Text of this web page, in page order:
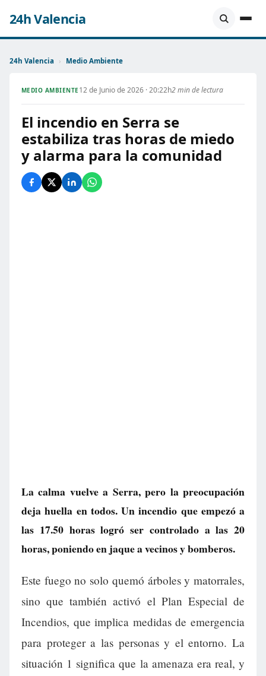
24h Valencia
24h Valencia › Medio Ambiente
MEDIO AMBIENTE 12 de Junio de 2026 · 20:22h2 min de lectura
El incendio en Serra se
estabiliza tras horas de miedo
y alarma para la comunidad
La calma vuelve a Serra, pero la preocupación
deja huella en todos. Un incendio que empezó a
las 17.50 horas logró ser controlado a las 20
horas, poniendo en jaque a vecinos y bomberos.
Este fuego no solo quemó árboles y matorrales,
sino que también activó el Plan Especial de
Incendios, que implica medidas de emergencia
para proteger a las personas y el entorno. La
situación 1 significa que la amenaza era real, y